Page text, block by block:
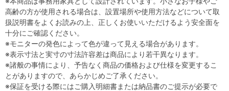
高齢の方が使用される場合は、設置場所や使用方法などについて取
扱説明書をよくお読みの上、正しくお使いいただけるよう安全面を
十分にご確認ください。
※モニターの発色によって色が違って見える場合があります。
※表示寸法と実寸の寸法許容差は商品により若干異なります。
※諸般の事情により、予告なく商品の価格および仕様を変更するこ
とがありますので、あらかじめご了承ください。
※保証を受ける際にはご購入明細書または納品書のご提示が必要で